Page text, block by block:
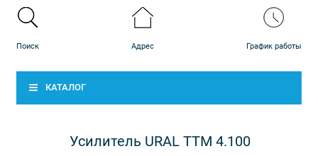
КАТАЛОГ
Усилитель URAL ТТМ 4.100